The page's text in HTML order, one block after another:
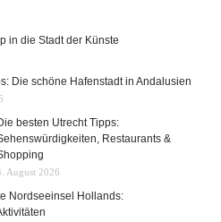
in die Stadt der Künste
Die schöne Hafenstadt in Andalusien
besten Utrecht Tipps:
Restaurants &
August 2026
Nordseeinsel Hollands: